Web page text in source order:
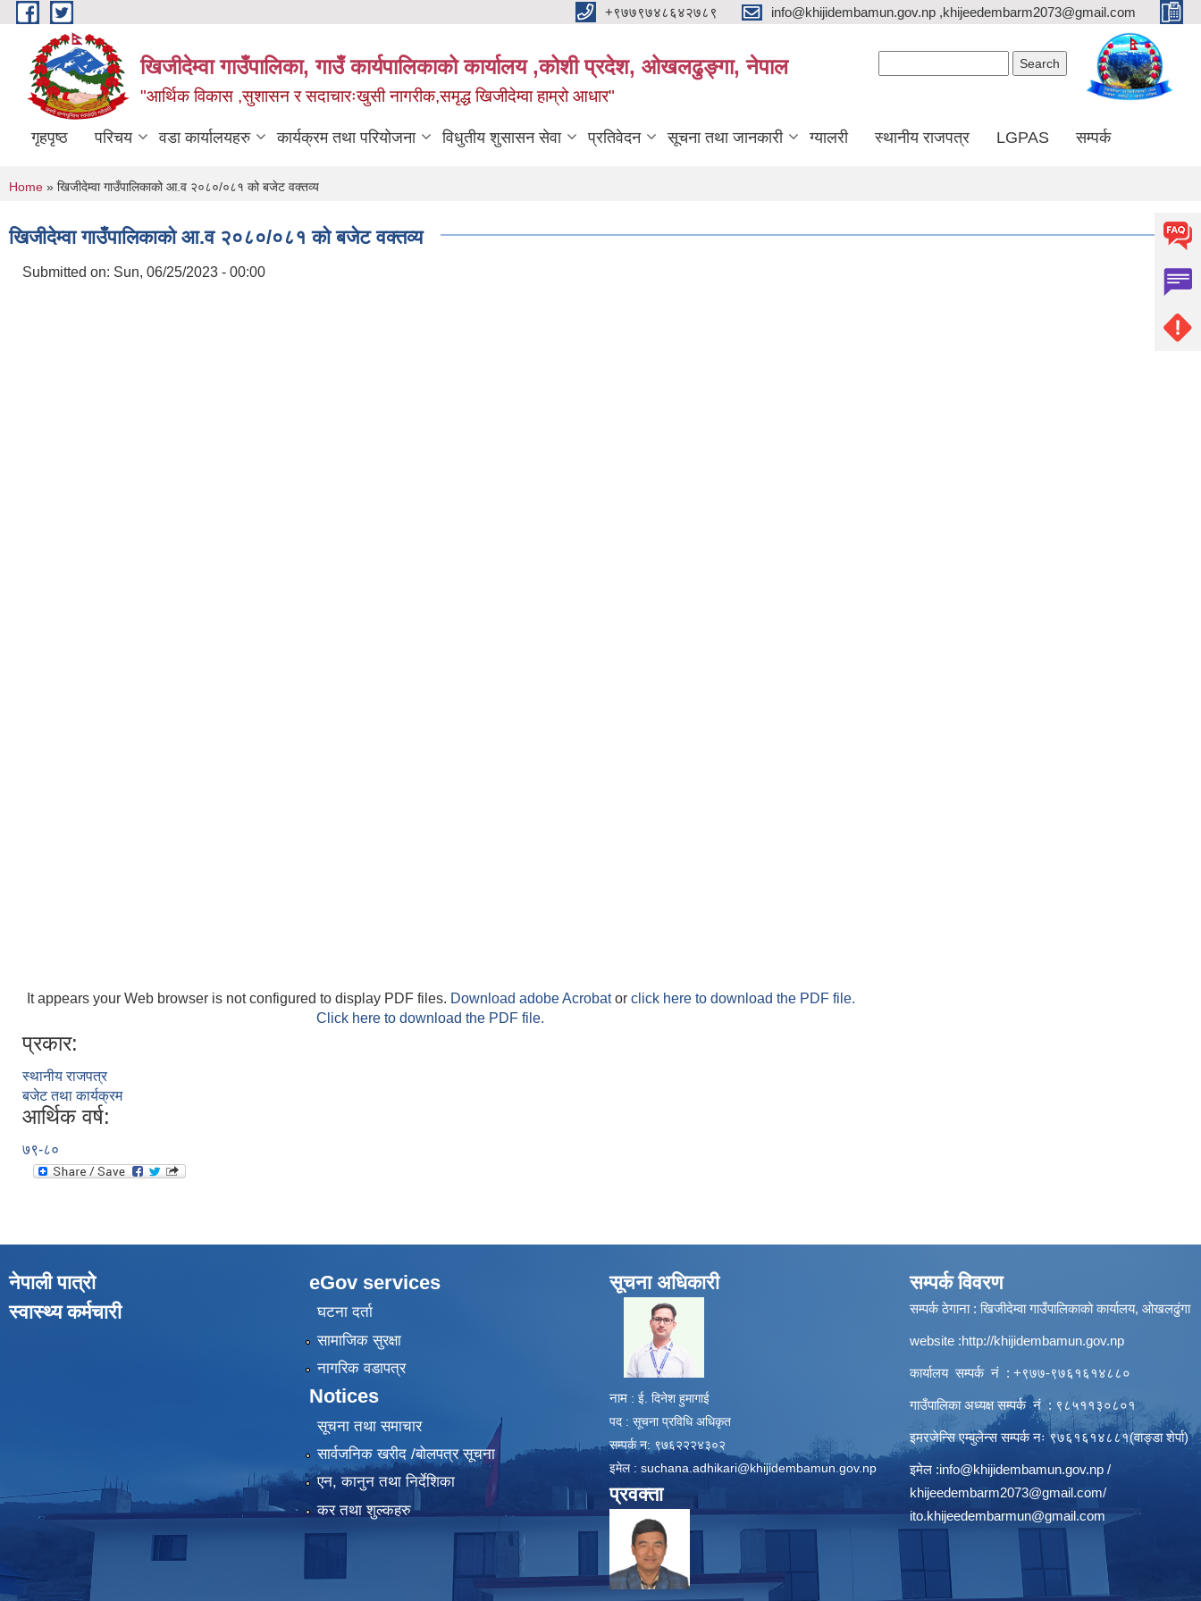
Skip to main content +९७७९७४८६४२७८९ info@khijidembamun.gov.np ,khijeedembarm2073@gmail.com
खिजीदेम्वा गाउँपालिका, गाउँ कार्यपालिकाको कार्यालय ,कोशी प्रदेश, ओखलढुङ्गा, नेपाल
"आर्थिक विकास ,सुशासन र सदाचारःखुसी नागरीक,समृद्ध खिजीदेम्वा हाम्रो आधार"
गृहपृष्ठ परिचय वडा कार्यालयहरु कार्यक्रम तथा परियोजना विधुतीय शुसासन सेवा प्रतिवेदन सूचना तथा जानकारी ग्यालरी स्थानीय राजपत्र LGPAS सम्पर्क
You are here
Home » खिजीदेम्वा गाउँपालिकाको आ.व २०८०/०८१ को बजेट वक्तव्य
खिजीदेम्वा गाउँपालिकाको आ.व २०८०/०८१ को बजेट वक्तव्य
Submitted on: Sun, 06/25/2023 - 00:00
It appears your Web browser is not configured to display PDF files. Download adobe Acrobator click here to download the PDF file.
Click here to download the PDF file.
प्रकार:
स्थानीय राजपत्र
बजेट तथा कार्यक्रम
आर्थिक वर्ष:
७९-८०
नेपाली पात्रो
स्वास्थ्य कर्मचारी
eGov services
घटना दर्ता
सामाजिक सुरक्षा
नागरिक वडापत्र
Notices
सूचना तथा समाचार
सार्वजनिक खरीद /बोलपत्र सूचना
एन, कानुन तथा निर्देशिका
कर तथा शुल्कहरु
सूचना अधिकारी
नाम : ई. दिनेश हुमागाई
पद : सूचना प्रविधि अधिकृत
सम्पर्क न: ९७६२२२४३०२
इमेल : suchana.adhikari@khijidembamun.gov.np
प्रवक्ता
सम्पर्क विवरण
सम्पर्क ठेगाना : खिजीदेम्वा गाउँपालिकाको कार्यालय, ओखलढुंगा
website :http://khijidembamun.gov.np
कार्यालय सम्पर्क नं : +९७७-९७६१६१४८८०
गाउँपालिका अध्यक्ष सम्पर्क नं : ९८५११३०८०१
इमरजेन्सि एम्बुलेन्स सम्पर्क न‌ः ९७६१६१४८८१(वाङ्डा शेर्पा)
इमेल :info@khijidembamun.gov.np /
khijeedembarm2073@gmail.com/
ito.khijeedembarmun@gmail.com